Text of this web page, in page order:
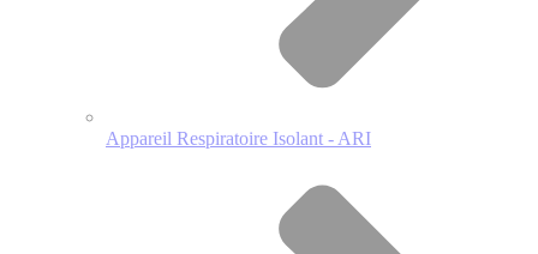
Appareil Respiratoire Isolant - ARI